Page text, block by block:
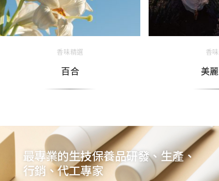
香味精選
百合
香
美
最專業的生技保養品研發、生產、
行銷、代工專家